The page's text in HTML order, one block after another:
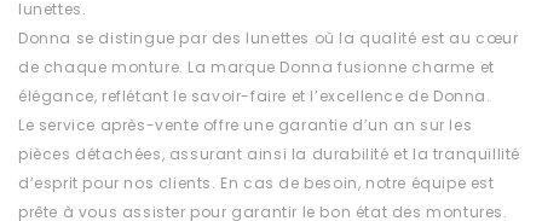
lunettes.
Donna se distingue par des lunettes où la qualité est au cœur
de chaque monture. La marque Donna fusionne charme et
élégance, reflétant le savoir-faire et l’excellence de Donna.
Le service après-vente offre une garantie d’un an sur les
pièces détachées, assurant ainsi la durabilité et la tranquillité
d’esprit pour nos clients. En cas de besoin, notre équipe est
prête à vous assister pour garantir le bon état des montures.